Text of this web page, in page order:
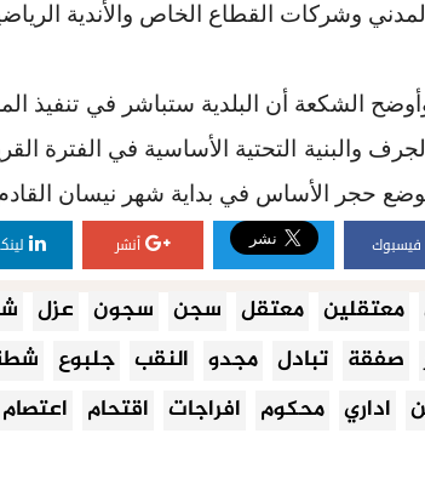
المدني وشركات القطاع الخاص والأندية
الشكعة أن البلدية ستباشر في تنفيذ
الجرف والبنية التحتية الأساسية في الفترة
حجر الأساس في بداية شهر نيسان
فيسبوك أنشر
معتقلين معتقل سجن سجون عزل
صفقة تبادل مجدو النقب جلبوع
اداري محكوم افراجات اقتحام اعتصام